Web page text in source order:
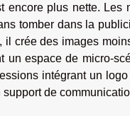
encore plus nette.
tomber dans la
il crée des images
un espace de micro-
intégrant un
de